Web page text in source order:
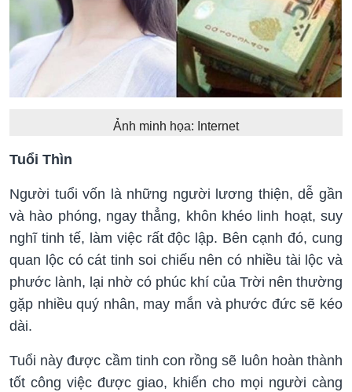
Ảnh minh họa: Internet
Tuổi Thìn
và hào phóng, ngay thẳng, khôn khéo linh hoạt, suy
nghĩ tinh tế, làm việc rất độc lập. Bên cạnh đó, cung
quan lộc có cát tinh soi chiếu nên có nhiều tài lộc và
phước lành, lại nhờ có phúc khí của Trời nên thường
gặp nhiều quý nhân, may mắn và phước đức sẽ kéo
dài.
tốt công việc được giao, khiến cho mọi người càng